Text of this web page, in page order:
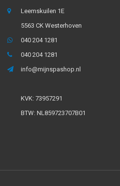
Leemskuilen 1E
5563 CK Westerhoven
040 204 1281
040 204 1281
info@mijnspashop.nl
KVK: 73957291
BTW: NL859723707B01